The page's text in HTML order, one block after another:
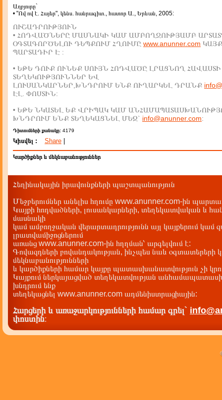
Աղբյուրը`
• "Ով ով է. Հայեր", կենս. հանրագիտ., հատոր Ա., Երևան, 2005:
ՈՒՇԱԴՐՈՒԹՅՈՒՆ
• ՀՈԴՎԱԾՆԵՐԸ ՄԱՍՆԱԿԻ ԿԱՄ ԱՄԲՈՂՋՈՒԹՅԱՄԲ
ՕԳՏԱԳՈՐԾԵԼՈՒ ԴԵՊՔՈՒՄ ՀՂՈՒՄԸ www.anunner.com
ՊԱՐՏԱԴԻՐ Է :
• ԵԹԵ ԴՈՒՔ ՈՒՆԵՔ ՍՈՒՅՆ ՀՈԴՎԱԾԸ ԼՐԱՑՆՈՂ ՀԱՎԱՍՏԻ
ՏԵՂԵԿՈՒԹՅՈՒՆՆԵՐ ԵՎ
ԼՈՒՍԱՆԿԱՐՆԵՐ,ԽՆԴՐՈՒՄ ԵՆՔ ՈՒՂԱՐԿԵԼ ԴՐԱՆՔ
ԷԼ. ՓՈՍՏԻՆ:
• ԵԹԵ ՆԿԱՏԵԼ ԵՔ ՎՐԻՊԱԿ ԿԱՄ
ԽՆԴՐՈՒՄ ԵՆՔ ՏԵՂԵԿԱՑՆԵԼ ՄԵԶ` info@anunner.com:
Դիտումների քանակը: 4179
Կիսվել : Share
Կարծիքներ և մեկնաբանություններ
Հեղինակային իրավունքների պաշտպանություն
Մեջբերումներ անելիս հղումը www.anunner.com-ին
Կայքի հոդվածների, լուսանկարների, տեղեկատվական և
մասնակի
կամ ամբողջական վերարտադրությունն այլ կայքերում կամ
լրատվամիջոցներում
առանց www.anunner.com-ին հղղման՝ արգելվում է:
Գովազդների բովանդակության, ինչպես նաև օգտատերերի
մեկնաբանությունների
և կարծիքների համար կայքը պատասխանատվություն չի
Կայքում ներկայացված տեղեկատվության
խնդրում ենք
տեղեկացնել www.anunner.com ադմենիստրացիային:
Հարցերի և առաջարկությունների համար գրել`
փոստին: